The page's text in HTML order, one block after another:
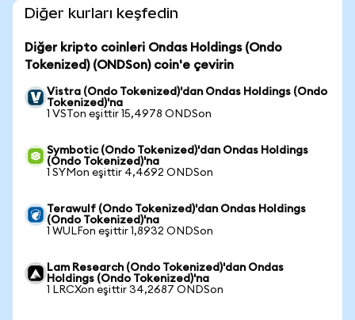
Diğer kurları keşfedin
Diğer kripto coinleri Ondas Holdings (Ondo
Tokenized) (ONDSon) coin'e çevirin
Vistra (Ondo Tokenized)'dan Ondas Holdings (Ondo
Tokenized)'na
1 VSTon eşittir 15,4978 ONDSon
Symbotic (Ondo Tokenized)'dan Ondas Holdings
(Ondo Tokenized)'na
1 SYMon eşittir 4,4692 ONDSon
Terawulf (Ondo Tokenized)'dan Ondas Holdings
(Ondo Tokenized)'na
1 WULFon eşittir 1,8932 ONDSon
Lam Research (Ondo Tokenized)'dan Ondas
Holdings (Ondo Tokenized)'na
1 LRCXon eşittir 34,2687 ONDSon